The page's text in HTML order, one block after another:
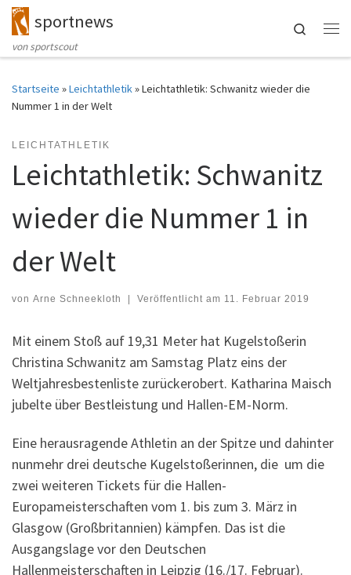
Zum Inhalt springen
sportnews
von sportscout
Search
Startseite »Leichtathletik»Leichtathletik: Schwanitz wieder die
Nummer 1 in der Welt
LEICHTATHLETIK
Leichtathletik: Schwanitz
wieder die Nummer 1 in
der Welt
von Arne Schneekloth | Veröffentlicht am 11. Februar 2019
Mit einem Stoß auf 19,31 Meter hat Kugelstoßerin
Christina Schwanitz am Samstag Platz eins der
Weltjahresbestenliste zurückerobert. Katharina Maisch
jubelte über Bestleistung und Hallen-EM-Norm.
Eine herausragende Athletin an der Spitze und dahinter
nunmehr drei deutsche Kugelstoßerinnen, die um die
zwei weiteren Tickets für die Hallen-
Europameisterschaften vom 1. bis zum 3. März in
Glasgow (Großbritannien) kämpfen. Das ist die
Ausgangslage vor den Deutschen
Hallenmeisterschaften in Leipzig (16./17. Februar).